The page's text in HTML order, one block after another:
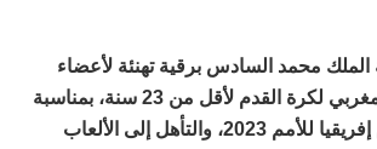
محمد السادس برقية تهنئة لأعضاء
المنتخب الوطني المغربي لكرة القدم لأقل من 23 سنة، بمناسبة
تتويجهم بلقب كأس إفريقيا للأمم 2023، والتأهل إلى الألعاب